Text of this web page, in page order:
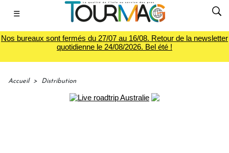
☰
Nos bureaux sont fermés du 27/07 au 16/08. Retour de la newsletter
quotidienne le 24/08/2026. Bel été !
Accueil > Distribution